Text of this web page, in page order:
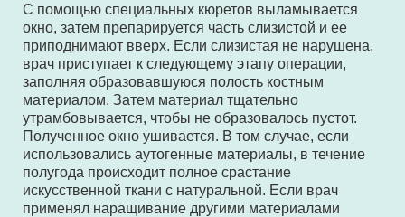
С помощью специальных кюретов выламывается
окно, затем препарируется часть слизистой и ее
приподнимают вверх. Если слизистая не нарушена,
врач приступает к следующему этапу операции,
заполняя образовавшуюся полость костным
материалом. Затем материал тщательно
утрамбовывается, чтобы не образовалось пустот.
Полученное окно ушивается. В том случае, если
использовались аутогенные материалы, в течение
полугода происходит полное срастание
искусственной ткани с натуральной. Если врач
применял наращивание другими материалами